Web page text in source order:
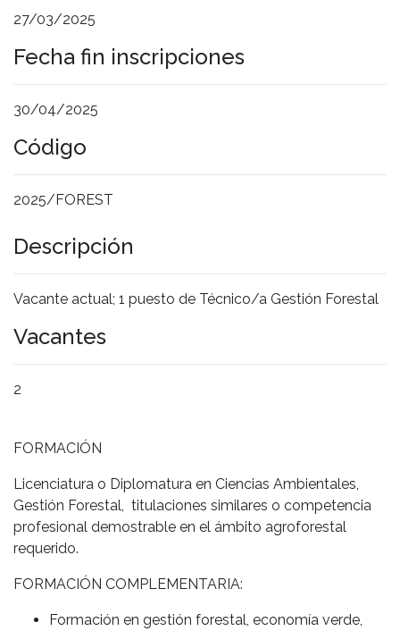
27/03/2025
Fecha fin inscripciones
30/04/2025
Código
2025/FOREST
Descripción
Vacante actual; 1 puesto de Técnico/a Gestión Forestal
Vacantes
2
FORMACIÓN
Licenciatura o Diplomatura en Ciencias Ambientales,
Gestión Forestal, titulaciones similares o competencia
profesional demostrable en el ámbito agroforestal
requerido.
FORMACIÓN COMPLEMENTARIA:
Formación en gestión forestal, economía verde,